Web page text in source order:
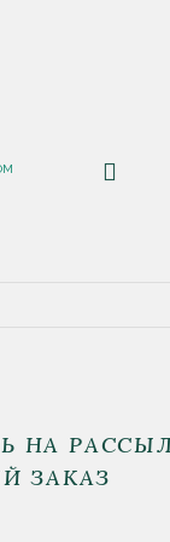
НА
ЗАКАЗ